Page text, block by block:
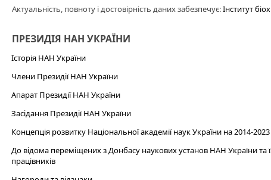
Актуальність, повноту і достовірність даних забезпечує:Інститут
ПРЕЗИДІЯ НАН УКРАЇНИ
Історія НАН України
Члени Президії НАН України
Апарат Президії НАН України
Засідання Президії НАН України
Концепція розвитку Національної академії наук України на 2014-
До відома переміщених з Донбасу наукових установ НАН України та
працівників